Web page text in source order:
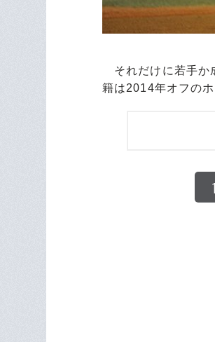
それだけに若手か
籍は2014年オフの
1